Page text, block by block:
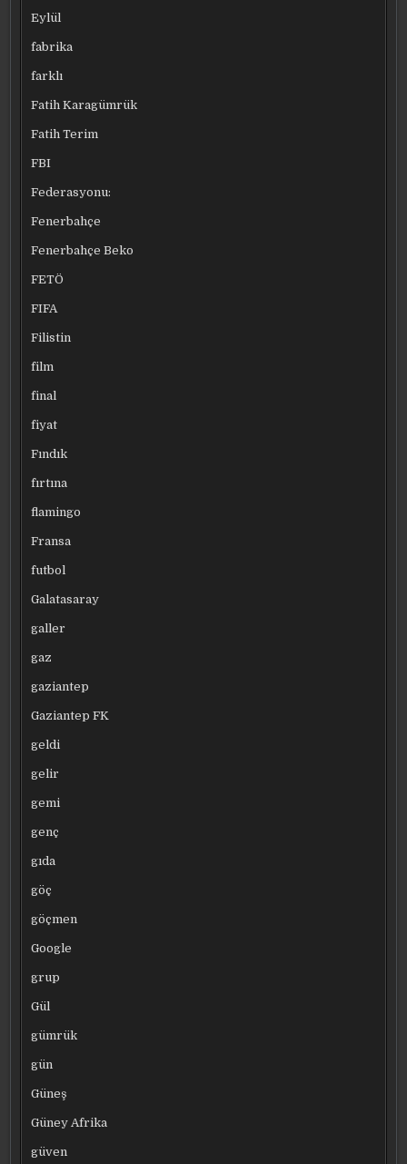
Eylül
fabrika
farklı
Fatih Karagümrük
Fatih Terim
FBI
Federasyonu:
Fenerbahçe
Fenerbahçe Beko
FETÖ
FIFA
Filistin
film
final
fiyat
Fındık
fırtına
flamingo
Fransa
futbol
Galatasaray
galler
gaz
gaziantep
Gaziantep FK
geldi
gelir
gemi
genç
gıda
göç
göçmen
Google
grup
Gül
gümrük
gün
Güneş
Güney Afrika
güven